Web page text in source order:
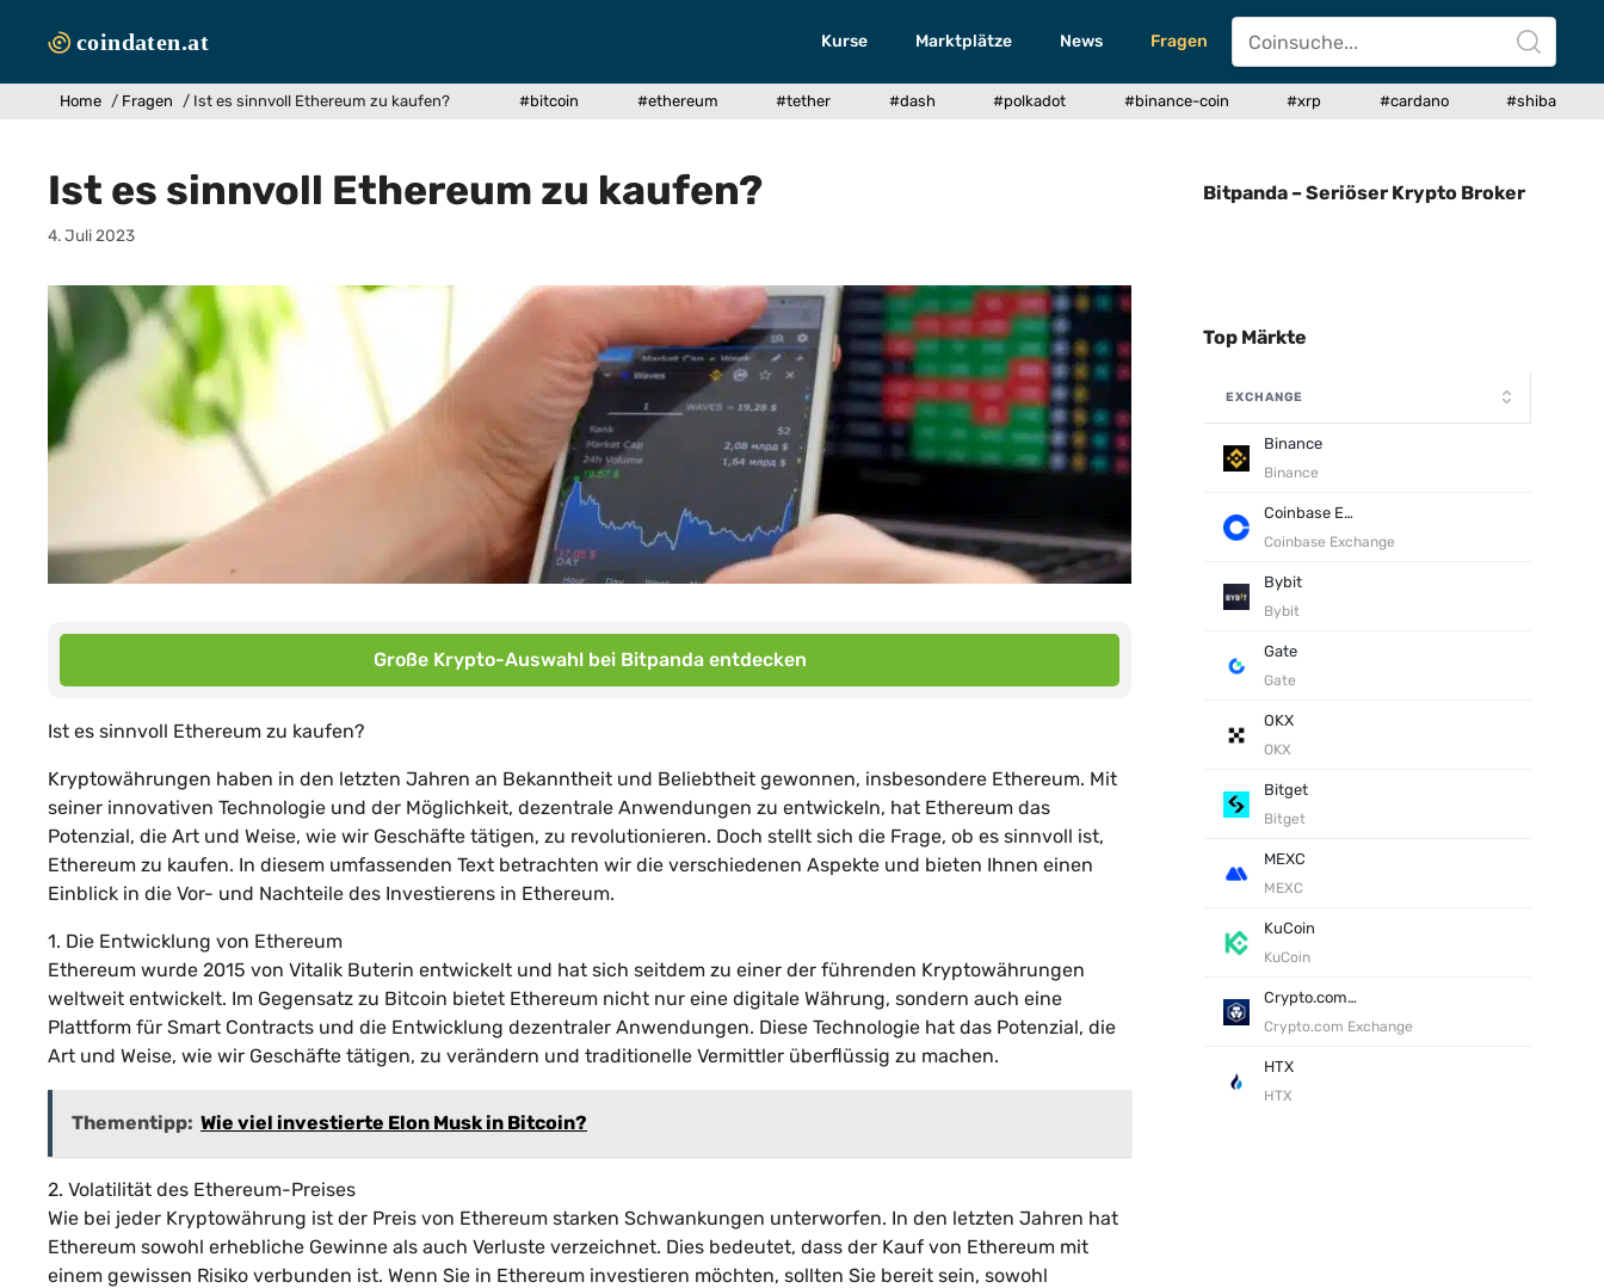
Inhalt
Kurse Marktplätze News Fragen
Home / Fragen / Ist es sinnvoll Ethereum zu kaufen? #bitcoin #ethereum #tether #dash #polkadot #binance-coin #xrp #cardano #shiba
Ist es sinnvoll Ethereum zu kaufen?
4. Juli 2023
Große Krypto-Auswahl bei Bitpanda entdecken
Ist es sinnvoll Ethereum zu kaufen?
Kryptowährungen haben in den letzten Jahren an Bekanntheit und Beliebtheit gewonnen, insbesondere Ethereum. Mit
seiner innovativen Technologie und der Möglichkeit, dezentrale Anwendungen zu entwickeln, hat Ethereum das
Potenzial, die Art und Weise, wie wir Geschäfte tätigen, zu revolutionieren. Doch stellt sich die Frage, ob es sinnvoll ist,
Ethereum zu kaufen. In diesem umfassenden Text betrachten wir die verschiedenen Aspekte und bieten Ihnen einen
Einblick in die Vor- und Nachteile des Investierens in Ethereum.
1. Die Entwicklung von Ethereum
Ethereum wurde 2015 von Vitalik Buterin entwickelt und hat sich seitdem zu einer der führenden Kryptowährungen
weltweit entwickelt. Im Gegensatz zu Bitcoin bietet Ethereum nicht nur eine digitale Währung, sondern auch eine
Plattform für Smart Contracts und die Entwicklung dezentraler Anwendungen. Diese Technologie hat das Potenzial, die
Art und Weise, wie wir Geschäfte tätigen, zu verändern und traditionelle Vermittler überflüssig zu machen.
Thementipp: Wie viel investierte Elon Musk in Bitcoin?
2. Volatilität des Ethereum-Preises
Wie bei jeder Kryptowährung ist der Preis von Ethereum starken Schwankungen unterworfen. In den letzten Jahren hat
Ethereum sowohl erhebliche Gewinne als auch Verluste verzeichnet. Dies bedeutet, dass der Kauf von Ethereum mit
einem gewissen Risiko verbunden ist. Wenn Sie in Ethereum investieren möchten, sollten Sie bereit sein, sowohl
Bitpanda – Seriöser Krypto Broker
Top Märkte
EXCHANGE
Binance
Binance
Coinbase Exchange
Coinbase Exchange
Bybit
Bybit
Gate
Gate
OKX
OKX
Bitget
Bitget
MEXC
MEXC
KuCoin
KuCoin
Crypto.com Exchange
Crypto.com Exchange
HTX
HTX